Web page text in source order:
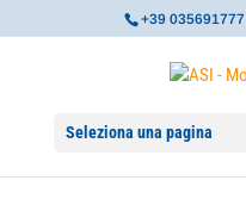
+39 035691777
Seleziona una pagina